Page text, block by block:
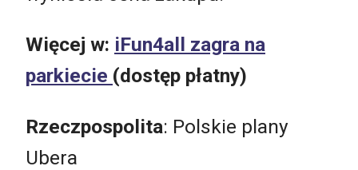
Więcej w: iFun4all zagra na
parkiecie (dostęp płatny)
Rzeczpospolita: Polskie plany
Ubera